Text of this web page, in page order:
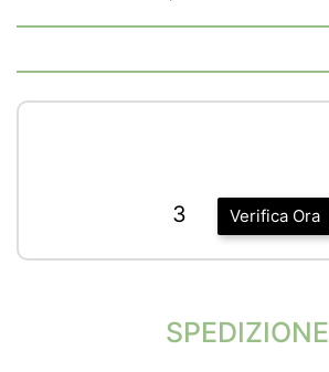
Verifica Ora
3
SPEDIZIONE